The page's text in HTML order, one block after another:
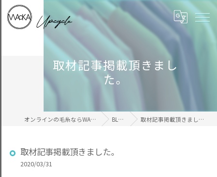
取材記事掲載頂きまし
た。
オンラインの毛糸ならWAcKA BLOG 取材記事掲載頂きました。
取材記事掲載頂きました。
2020/03/31